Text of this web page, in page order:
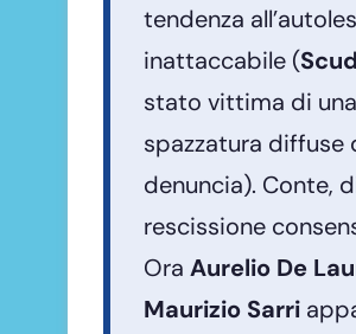
tendenza
inattaccabile (
stato vittima di
spazzatura diffuse
denuncia). Conte,
rescissione
Ora Aurelio De
Maurizio Sarri